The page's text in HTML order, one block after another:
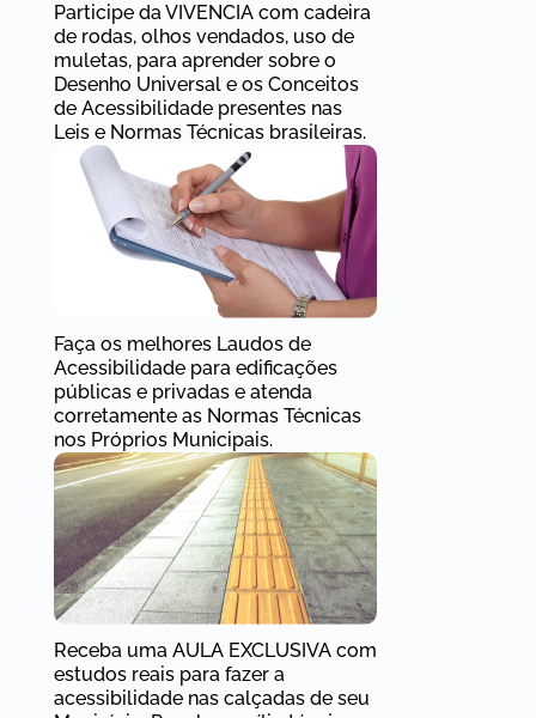
Participe da VIVENCIA com cadeira
de rodas, olhos vendados, uso de
muletas, para aprender sobre o
Desenho Universal e os Conceitos
de Acessibilidade presentes nas
Leis e Normas Técnicas brasileiras.
Faça os melhores Laudos de
Acessibilidade para edificações
públicas e privadas e atenda
corretamente as Normas Técnicas
nos Próprios Municipais.
Receba uma AULA EXCLUSIVA com
estudos reais para fazer a
acessibilidade nas calçadas de seu